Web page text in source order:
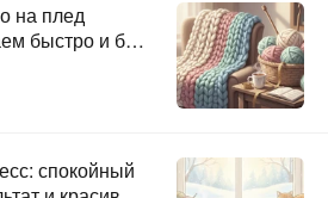
на плед
быстро и без
спокойный